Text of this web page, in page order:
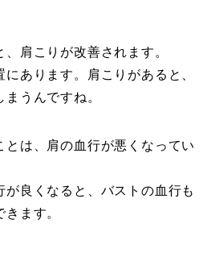
肩こりが改善されます。
あります。肩こりがあると、
うんですね。
とは、肩の血行が悪くなってい
が良くなると、バストの血行も
ます。